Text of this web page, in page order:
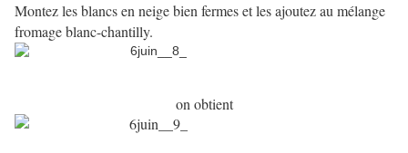
Montez les blancs en neige bien fermes et les ajoutez au mélange
fromage blanc-chantilly.
on obtient